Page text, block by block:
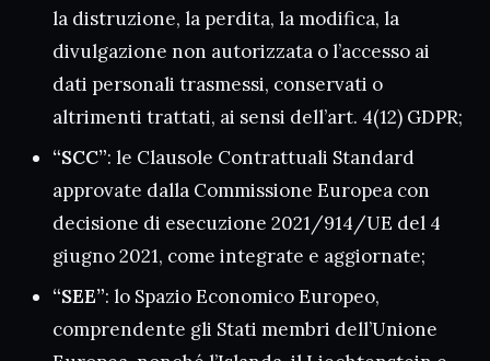
la distruzione, la perdita, la modifica, la
divulgazione non autorizzata o l’accesso ai
dati personali trasmessi, conservati o
altrimenti trattati, ai sensi dell’art. 4(12) GDPR;
“SCC”: le Clausole Contrattuali Standard
approvate dalla Commissione Europea con
decisione di esecuzione 2021/914/UE del 4
giugno 2021, come integrate e aggiornate;
“SEE”: lo Spazio Economico Europeo,
comprendente gli Stati membri dell’Unione